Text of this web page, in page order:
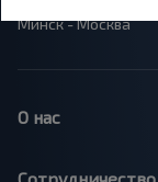
Минск - Москва
О нас